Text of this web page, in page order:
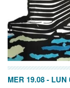
MER 19.08 - LUN